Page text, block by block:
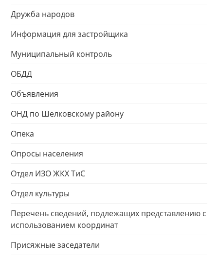
Дружба народов
Информация для застройщика
Муниципальный контроль
ОБДД
Объявления
ОНД по Шелковскому району
Опека
Опросы населения
Отдел ИЗО ЖКХ ТиС
Отдел культуры
Перечень сведений, подлежащих представлению с
использованием координат
Присяжные заседатели